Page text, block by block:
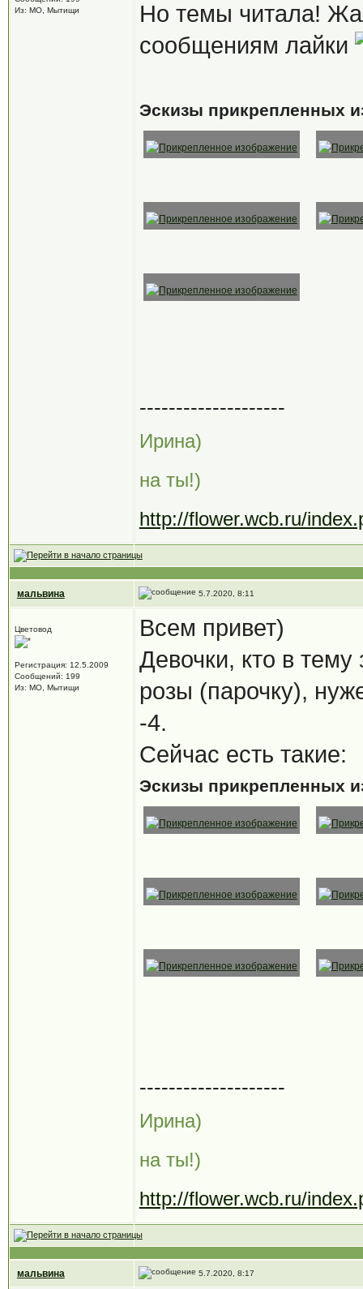
Из: МО, Мытищи
Но темы читала!
сообщениям лайки
Эскизы прикрепленных
--------------------
Ирина)
на ты!)
http://flower.wcb.ru/
мальвина 5.7.2020, 8:11
Цветовод
Регистрация: 12.5.2009
Сообщений: 199
Из: МО, Мытищи
Всем привет)
Девочки, кто в
розы (парочку),
-4.
Сейчас есть такие:
Эскизы прикрепленных
--------------------
Ирина)
на ты!)
http://flower.wcb.ru/
мальвина 5.7.2020, 8:17